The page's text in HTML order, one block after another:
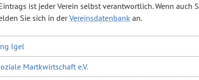
ist jeder Verein selbst verantwortlich. Wenn auch
Sie sich in derVereinsdatenbank an.
Igel
Martkwirtschaft e.V.